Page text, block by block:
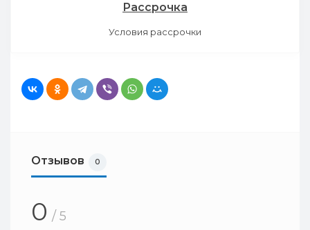
Рассрочка
Условия рассрочки
Отзывов 0
0 / 5